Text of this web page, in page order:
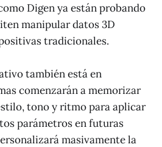
Digen ya están probando
manipular datos 3D
tradicionales.
también está en
comenzarán a memorizar
tono y ritmo para aplicar
parámetros en futuras
masivamente la